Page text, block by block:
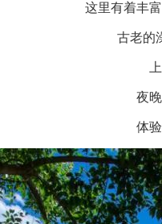
这里有着丰
古老的
夜
体